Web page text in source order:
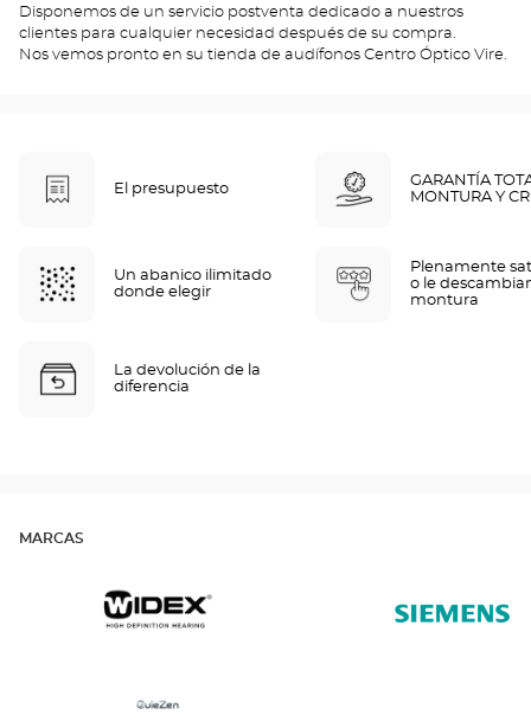
Disponemos de un servicio postventa dedicado a nuestros
clientes para cualquier necesidad después de su compra.
Nos vemos pronto en su tienda de audífonos Centro Óptico Vire.
El presupuesto
GARANTÍA
MONTURA Y
Un abanico ilimitado
donde elegir
Plenamente
o le
montura
La devolución de la
diferencia
MARCAS